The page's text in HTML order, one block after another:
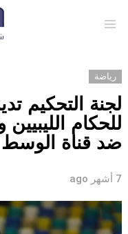
رياضة
لجنة التحكيم
للحكام
ضد قناة الوسط
7 أشهر ago